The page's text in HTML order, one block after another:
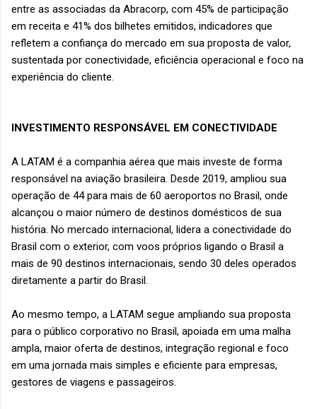
entre as associadas da Abracorp, com 45% de participação
em receita e 41% dos bilhetes emitidos, indicadores que
refletem a confiança do mercado em sua proposta de valor,
sustentada por conectividade, eficiência operacional e foco na
experiência do cliente.
INVESTIMENTO RESPONSÁVEL EM CONECTIVIDADE
A LATAM é a companhia aérea que mais investe de forma
responsável na aviação brasileira. Desde 2019, ampliou sua
operação de 44 para mais de 60 aeroportos no Brasil, onde
alcançou o maior número de destinos domésticos de sua
história. No mercado internacional, lidera a conectividade do
Brasil com o exterior, com voos próprios ligando o Brasil a
mais de 90 destinos internacionais, sendo 30 deles operados
diretamente a partir do Brasil.
Ao mesmo tempo, a LATAM segue ampliando sua proposta
para o público corporativo no Brasil, apoiada em uma malha
ampla, maior oferta de destinos, integração regional e foco
em uma jornada mais simples e eficiente para empresas,
gestores de viagens e passageiros.